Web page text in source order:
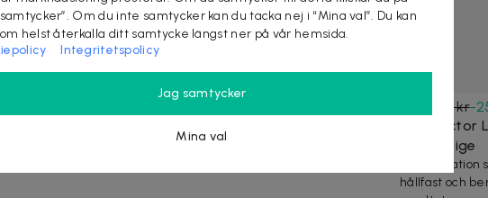
Green On Me Woman Edp
känslorna av ett växthus
på morgonen. Solens...
leverans
Superfynda bland över 15 000
filmer
200+ köpta
159 kr-
Max Factor
Ivory Beige
En
hållfast och
samtycker”. Om du inte samtycker kan du tacka nej i “Mina val”. Du kan
helst återkalla ditt samtycke längst ner på vår hemsida.
Integritetspolicy
Jag samtycker
Mina val